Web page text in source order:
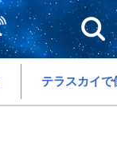
テラスカイで